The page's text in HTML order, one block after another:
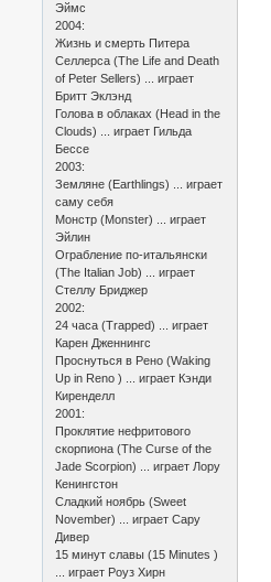
Эймс
2004:
Жизнь и смерть Питера
Селлерса (The Life and Death
of Peter Sellers) ... играет
Бритт Эклэнд
Голова в облаках (Head in the
Clouds) ... играет Гильда
Бессе
2003:
Земляне (Earthlings) ... играет
саму себя
Монстр (Monster) ... играет
Эйлин
Ограбление по-итальянски
(The Italian Job) ... играет
Стеллу Бриджер
2002:
24 часа (Trapped) ... играет
Карен Дженнингс
Проснуться в Рено (Waking
Up in Reno ) ... играет Кэнди
Киренделл
2001:
Проклятие нефритового
скорпиона (The Curse of the
Jade Scorpion) ... играет Лору
Кенингстон
Сладкий ноябрь (Sweet
November) ... играет Сару
Дивер
15 минут славы (15 Minutes )
... играет Роуз Хирн